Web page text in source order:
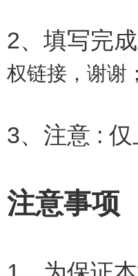
2、填写完
权链接，谢谢；
3、注意 :
注意事项